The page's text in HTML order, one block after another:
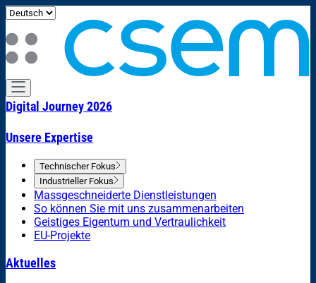
Digital Journey 2026
Unsere Expertise
Technischer Fokus
Industrieller Fokus
Massgeschneiderte Dienstleistungen
So können Sie mit uns zusammenarbeiten
Geistiges Eigentum und Vertraulichkeit
EU-Projekte
Aktuelles